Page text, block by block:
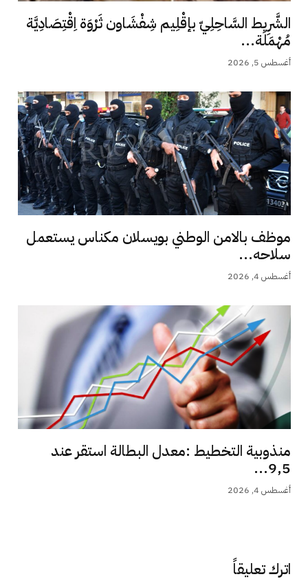
الشَّرِيط السَّاحِلِيّ بإقْلِيم شِفْشَاون ثَرْوَة اِقْتِصَادِيَّة
مُهْمَلَة...
أغسطس 5, 2026
موظف بالامن الوطني بويسلان مكناس يستعمل
سلاحه...
أغسطس 4, 2026
منذوبية التخطيط :معدل البطالة استقر عند
9,5...
أغسطس 4, 2026
اترك تعليقاً